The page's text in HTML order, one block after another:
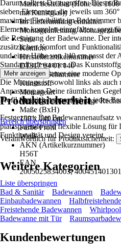
Markt bestellbar (Höhe bis
mit Kunstglas))
Im Lieferumfang enthalten
Montageanleitung,
Serie
Komfort
Herstellerartikelnummer
D1317 04 01 140
Material Scharniere
Kunststoff
Montageart
Montage Links, Montage Rechts
Maße (BxH)
159 x 140 cm
Farbe Profil
Weiß
AKN (Artikelkurznummer)
H56T
EAN
2005025834003,
Darum solltest Du zugreifen: Dieser
sieben Elementen, die jeweils um
maximale Flexibilität im Badezimmer
Elemente komplett einzufalten, sorgt
die Reinigung der Badewanne. Der
zusätzlichen Komfort und
und einer Höhe von 140 cm passt der
Standardbadewannen. Das
Deinem Badezimmer eine moderne
Die Montage ist sowohl links als auch
Anpassung an Deine räumlichen
Profil fügt sich harmonisch in jedes
Festgezurrt: Der Badewannenaufsatz
platzsparende und flexible Lösung für
Funktionalität und Design vereint.
Mehr anzeigen
Produktsicherheit
Bereich überspringen
Verantwortlich für Produktsicherheit:
Weitere Kategorien
Liste überspringen
Bad & Sanitär
Badewannen
Einbaubadewannen
Freistehende Badewannen
Badewanne mit Tür
Kundenbewertungen